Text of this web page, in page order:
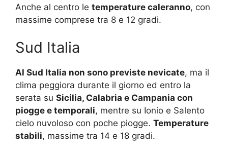
Anche al centro le temperature caleranno, con
massime comprese tra 8 e 12 gradi.
Sud Italia
Al Sud Italia non sono previste nevicate, ma il
clima peggiora durante il giorno ed entro la
serata su Sicilia, Calabria e Campania con
piogge e temporali, mentre su Ionio e Salento
cielo nuvoloso con poche piogge. Temperature
stabili, massime tra 14 e 18 gradi.